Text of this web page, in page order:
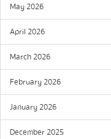
May 2026
April 2026
March 2026
February 2026
January 2026
December 2025